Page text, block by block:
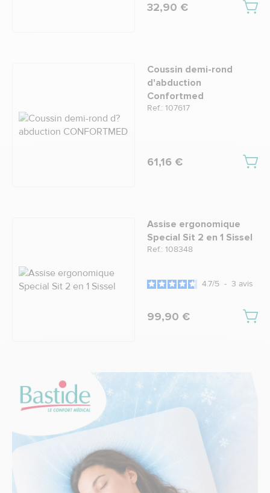
32,90 €
Coussin demi-rond
d'abduction
Confortmed
Ref.: 107617
61,16 €
Assise ergonomique
Special Sit 2 en 1 Sissel
Ref.: 108348
4.7/5 - 3 avis
99,90 €